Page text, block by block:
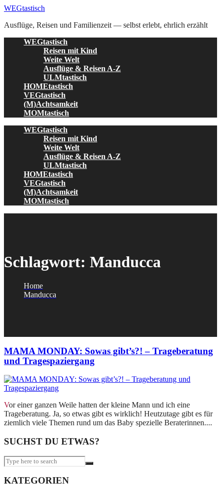
Skip
content
WEGtastisch
Ausflüge, Reisen und Familienzeit — selbst erlebt, ehrlich erzählt
WEGtastisch
Reisen mit Kind
Weite Welt
Ausflüge & Reisen A-Z
ULMtastisch
HOMEtastisch
VEGtastisch
(M)Achtsamkeit
MOMtastisch
WEGtastisch
Reisen mit Kind
Weite Welt
Ausflüge & Reisen A-Z
ULMtastisch
HOMEtastisch
VEGtastisch
(M)Achtsamkeit
MOMtastisch
Schlagwort: Manducca
Home
Manducca
MAMA MONDAY: Sowas gibt’s?! – Trageberatung
und Tragespaziergang
Vor einer ganzen Weile hatten der kleine Mann und ich eine
Trageberatung. Ja, so etwas gibt es wirklich! Heutzutage gibt es für
ziemlich viele Themen rund um das Baby spezielle Beraterinnen....
SUCHST DU ETWAS?
KATEGORIEN